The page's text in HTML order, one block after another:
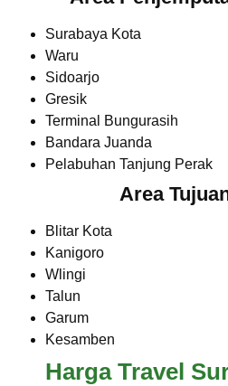
Surabaya Kota
Waru
Sidoarjo
Gresik
Terminal Bungurasih
Bandara Juanda
Pelabuhan Tanjung Perak
Area
Blitar Kota
Kanigoro
Wlingi
Talun
Garum
Kesamben
Harga Travel